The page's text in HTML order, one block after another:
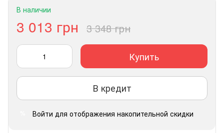
В наличии
3 013 грн 3 348 грн
Купить
В кредит
Войти для отображения накопительной скидки